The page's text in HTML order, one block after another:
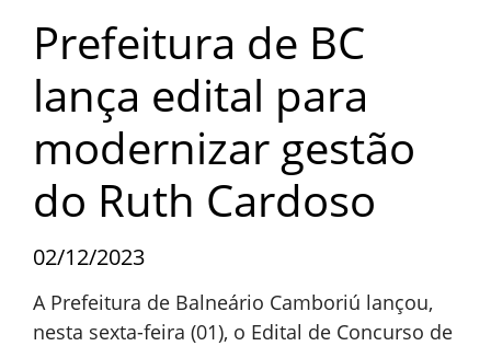
Prefeitura de BC
lança edital para
modernizar gestão
do Ruth Cardoso
02/12/2023
A Prefeitura de Balneário Camboriú lançou,
nesta sexta-feira (01), o Edital de Concurso de